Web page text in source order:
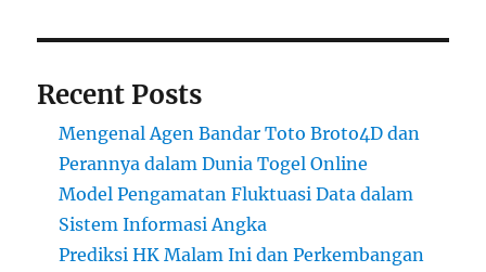
Recent Posts
Mengenal Agen Bandar Toto Broto4D dan
Perannya dalam Dunia Togel Online
Model Pengamatan Fluktuasi Data dalam
Sistem Informasi Angka
Prediksi HK Malam Ini dan Perkembangan